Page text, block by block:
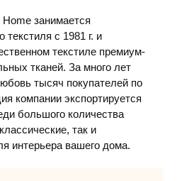
занимается
с 1981 г. и
текстиле премиум-
тканей. За много лет
тысяч покупателей по
компании экспортируется
большого количества
так и
интерьера вашего дома.